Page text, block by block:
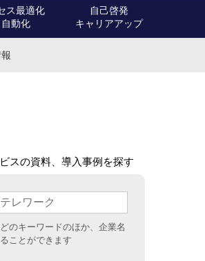
ス最適化
自動化
自己啓発
キャリアアップ
スの資料、導入事例を探す
のキーワードのほか、企業名
ことができます